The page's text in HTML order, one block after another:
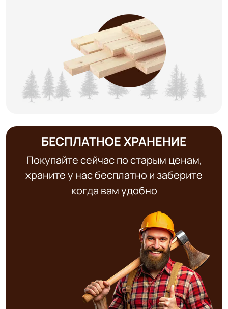
БЕСПЛАТНОЕ ХРАНЕНИЕ
Покупайте сейчас по старым ценам,
храните у нас бесплатно и заберите
когда вам удобно